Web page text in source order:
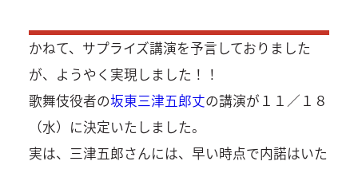
かねて、サプライズ講演を予言しておりました
が、ようやく実現しました！！
歌舞伎役者の坂東三津五郎丈の講演が１１／１８
（水）に決定いたしました。
実は、三津五郎さんには、早い時点で内諾はいた